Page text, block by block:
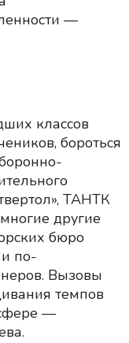
—
классов
бороться
ТАНТК
другие
бюро
по-
Вызовы
темпов
—